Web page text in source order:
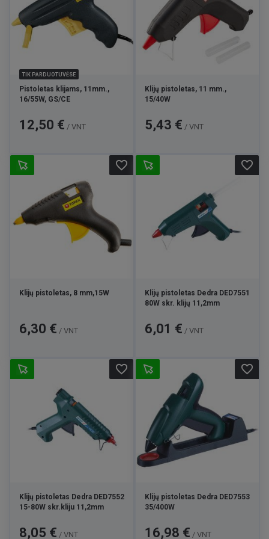
TIK PARDUOTUVĖSE
Pistoletas klijams, 11mm.,
16/55W, GS/CE
Kaina
12,50 € / VNT
Klijų pistoletas, 11 mm.,
15/40W
Kaina
5,43 € / VNT
Klijų pistoletas, 8 mm,15W
Kaina
6,30 € / VNT
favorite_border
Klijų pistoletas Dedra DED7551
80W skr. klijų 11,2mm
Kaina
6,01 € / VNT
favorite_border
Klijų pistoletas Dedra DED7552
15-80W skr.kliju 11,2mm
Kaina
8,05 € / VNT
favorite_border
Klijų pistoletas Dedra DED7553
35/400W
Kaina
16,98 € / VNT
favorite_border